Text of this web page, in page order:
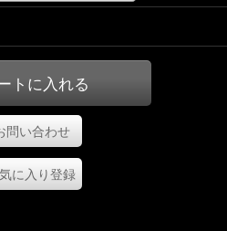
トに入れる
問い合わせ
に入り登録